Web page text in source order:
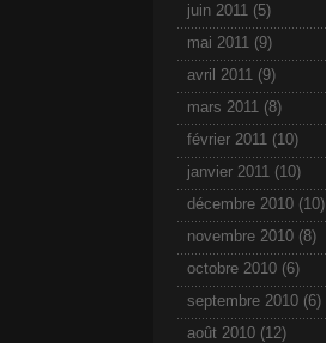
juin 2011 (5)
mai 2011 (9)
avril 2011 (9)
mars 2011 (8)
février 2011 (10)
janvier 2011 (10)
décembre 2010 (10)
novembre 2010 (8)
octobre 2010 (6)
septembre 2010 (6)
août 2010 (12)